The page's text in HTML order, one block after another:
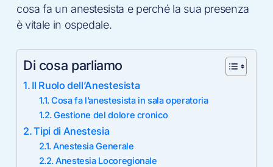
cosa fa un anestesista e perché la sua presenza
è vitale in ospedale.
Di cosa parliamo
Il Ruolo dell’Anestesista
Cosa fa l’anestesista in sala operatoria
Gestione del dolore cronico
Tipi di Anestesia
Anestesia Generale
Anestesia Locoregionale